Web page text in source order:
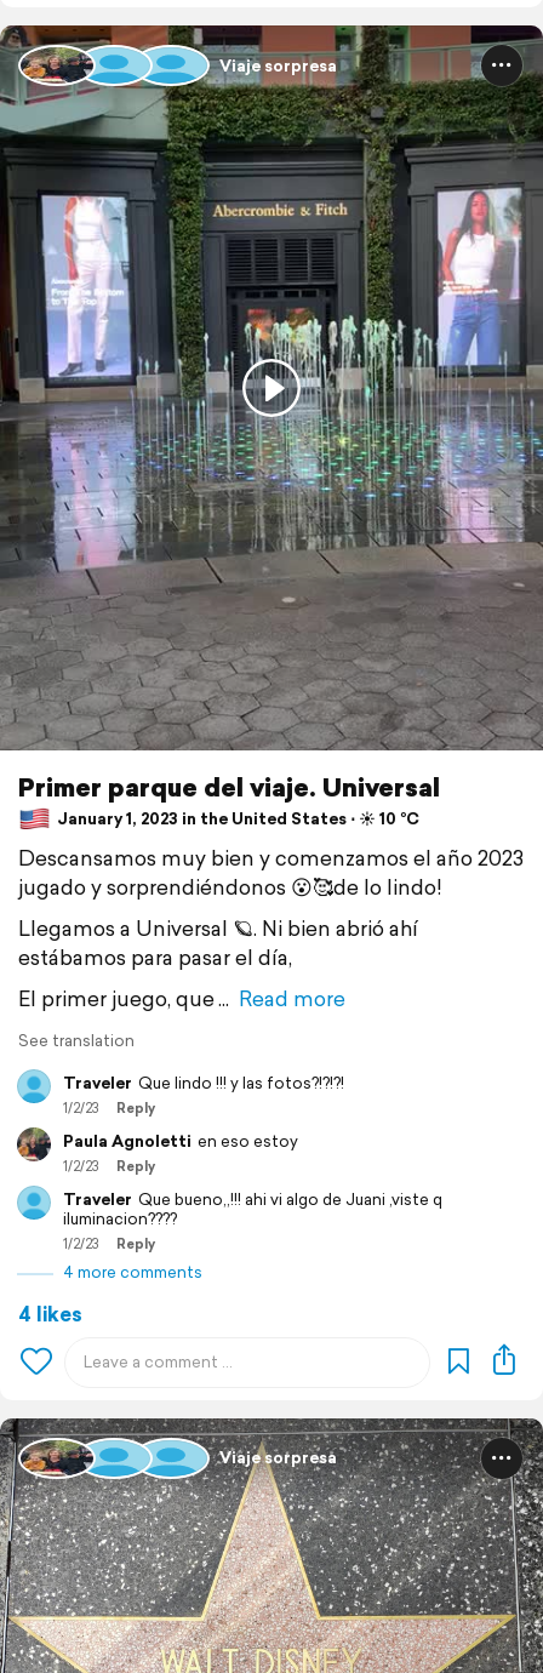
Viaje sorpresa
Primer parque del viaje. Universal
January 1, 2023 in the United States ⋅ ☀️ 10 °C
Descansamos muy bien y comenzamos el año 2023
jugado y sorprendiéndonos 😮🥰de lo lindo!
Llegamos a Universal 🪐. Ni bien abrió ahí
estábamos para pasar el día,
El primer juego, que
Read more
See translation
Traveler Que lindo !!! y las fotos?!?!?!
1/2/23 Reply
Paula Agnoletti en eso estoy
1/2/23 Reply
Traveler Que bueno,,!!! ahi vi algo de Juani ,viste q
iluminacion????
1/2/23 Reply
4 more comments
4 likes
Viaje sorpresa